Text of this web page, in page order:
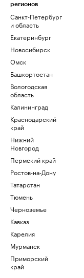
регионов
Санкт-Петербург
и область
Екатеринбург
Новосибирск
Омск
Башкортостан
Вологодская
область
Калининград
Краснодарский
край
Нижний
Новгород
Пермский край
Ростов-на-Дону
Татарстан
Тюмень
Черноземье
Кавказ
Карелия
Мурманск
Приморский
край